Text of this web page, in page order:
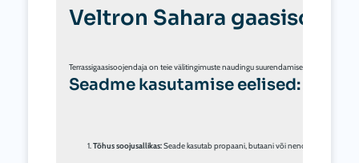
Veltron Sahara
Seadme kasutamise eelised:
Tõhus soojusallikas: Seade kasutab propaani, butaani või nende segu, et